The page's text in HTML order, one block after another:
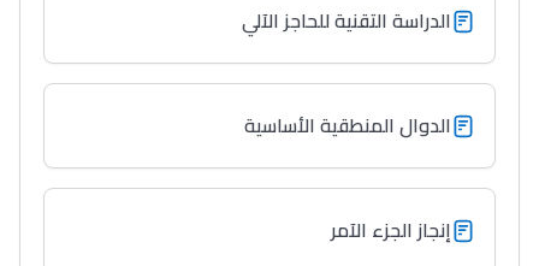
الدراسة التقنية للحاجز الآلي
الدوال المنطقية الأساسية
إنجاز الجزء الآمر